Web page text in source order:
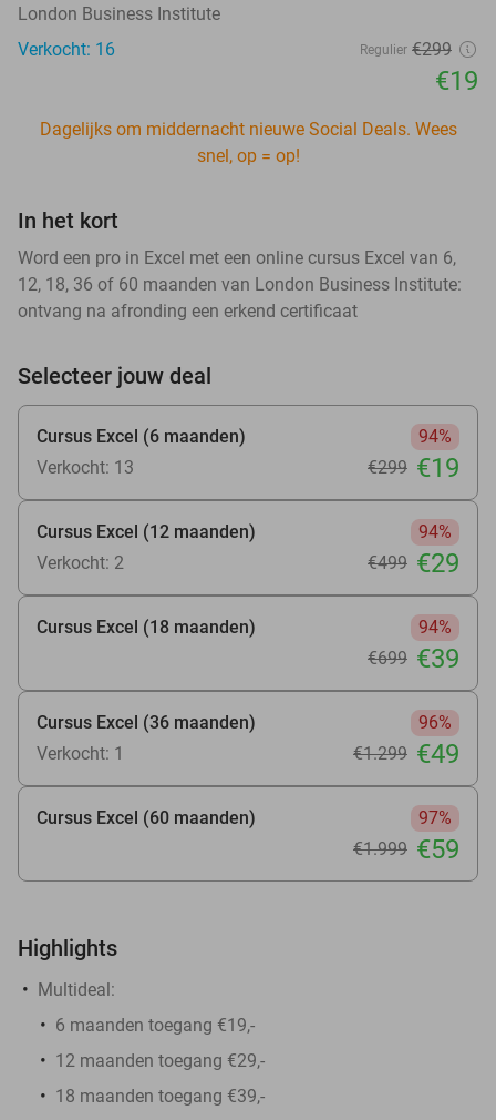
London Business Institute
Verkocht: 16
Regulier €299
€19
Dagelijks om middernacht nieuwe Social Deals. Wees
snel, op = op!
In het kort
Word een pro in Excel met een online cursus Excel van 6,
12, 18, 36 of 60 maanden van London Business Institute:
ontvang na afronding een erkend certificaat
Selecteer jouw deal
Cursus Excel (6 maanden)
94%
Verkocht: 13
€299 €19
Cursus Excel (12 maanden)
94%
Verkocht: 2
€499 €29
Cursus Excel (18 maanden)
94%
€699 €39
Cursus Excel (36 maanden)
96%
Verkocht: 1
€1.299 €49
Cursus Excel (60 maanden)
97%
€1.999 €59
Highlights
Multideal:
6 maanden toegang €19,-
12 maanden toegang €29,-
18 maanden toegang €39,-